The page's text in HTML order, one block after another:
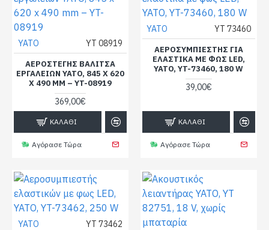
YATO YT 08919
ΑΕΡΟΣΤΕΓΉΣ ΒΑΛΊΤΣΑ
ΕΡΓΑΛΕΊΩΝ YATO, 845 X 620
X 490 MM – YT-08919
369,00€
ΚΑΛΆΘΙ
Αγόρασε Τώρα
YATO YT 73460
ΑΕΡΟΣΥΜΠΙΕΣΤΉΣ ΓΙΑ
ΕΛΑΣΤΙΚΆ ΜΕ ΦΩΣ LED,
YATO, YT-73460, 180 W
39,00€
ΚΑΛΆΘΙ
Αγόρασε Τώρα
YATO YT 73462